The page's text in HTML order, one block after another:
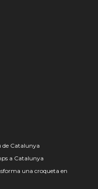
de Catalunya
a Catalunya
una croqueta en